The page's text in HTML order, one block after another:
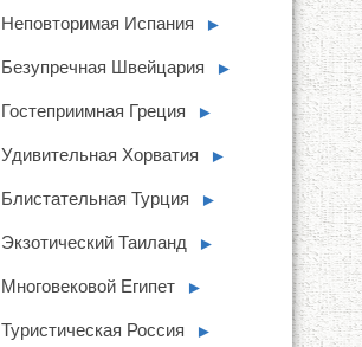
Неповторимая Испания ►
Безупречная Швейцария ►
Гостеприимная Греция ►
Удивительная Хорватия ►
Блистательная Турция ►
Экзотический Таиланд ►
Многовековой Египет ►
Туристическая Россия ►